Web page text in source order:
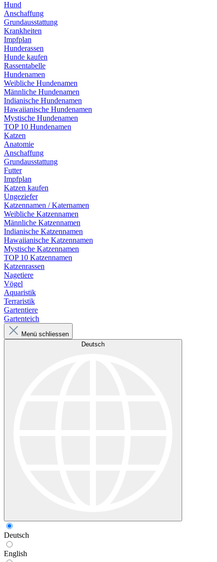
Hund
Anschaffung
Grundausstattung
Krankheiten
Impfplan
Hunderassen
Hunde kaufen
Rassentabelle
Hundenamen
Weibliche Hundenamen
Männliche Hundenamen
Indianische Hundenamen
Hawaiianische Hundenamen
Mystische Hundenamen
TOP 10 Hundenamen
Katzen
Anatomie
Anschaffung
Grundausstattung
Futter
Impfplan
Katzen kaufen
Ungeziefer
Katzennamen / Katernamen
Weibliche Katzennamen
Männliche Katzennamen
Indianische Katzennamen
Hawaiianische Katzennamen
Mystische Katzennamen
TOP 10 Katzennamen
Katzenrassen
Nagetiere
Vögel
Aquaristik
Terraristik
Gartentiere
Gartenteich
Menü schliessen
Deutsch
Deutsch
English